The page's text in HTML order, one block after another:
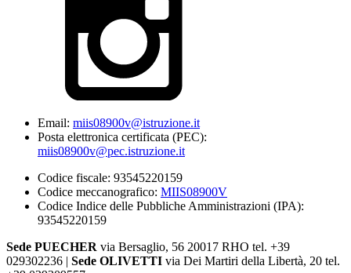
Email: miis08900v@istruzione.it
Posta elettronica certificata (PEC):
miis08900v@pec.istruzione.it
Codice fiscale: 93545220159
Codice meccanografico: MIIS08900V
Codice Indice delle Pubbliche Amministrazioni (IPA):
93545220159
Sede PUECHER via Bersaglio, 56 20017 RHO tel. +39
029302236 | Sede OLIVETTI via Dei Martiri della Libertà, 20 tel.